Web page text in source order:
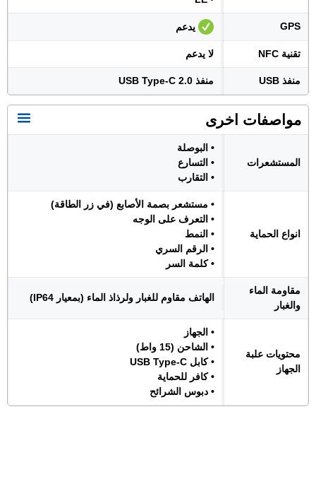
GPS يدعم
تقنية NFC لا يدعم
منفذ USB منفذ USB Type-C 2.0
مواصفات اخرى
المستشعرات
• البوصلة
• التسارع
• التقارب
انواع الحماية
• مستشعر بصمة الأصابع (في زر الطاقة)
• التعرف على الوجه
• النمط
• الرقم السري
• كلمة السر
مقاومة الماء
والغبار
الهاتف مقاوم للغبار ولرذاذ الماء (بمعيار IP64)
محتويات علبة
الجهاز
• الجهاز
• الشاحن (15 واط)
• كابل USB Type-C
• كافر للحماية
• دبوس الشرائح